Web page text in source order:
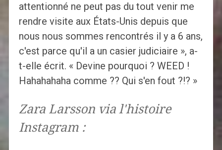
attentionné ne peut pas du tout venir me
rendre visite aux États-Unis depuis que
nous nous sommes rencontrés il y a 6 ans,
c'est parce qu'il a un casier judiciaire », a-
t-elle écrit. « Devine pourquoi ? WEED !
Hahahahaha comme ?? Qui s'en fout ?!? »
Zara Larsson via l'histoire
Instagram :